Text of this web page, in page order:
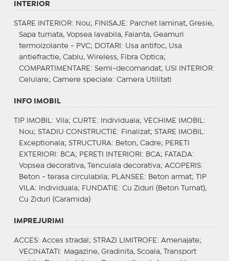
INTERIOR
STARE INTERIOR: Nou; FINISAJE : Parchet laminat, Gresie,
Sapa turnata, Vopsea lavabila, Faianta, Geamuri
termoizolante - PVC;
DOTARI : Usa antifoc, Usa
antiefractie, Cablu, Wireless, Fibra Optica;
COMPARTIMENTARE : Semi-decomandat; USI INTERIOR:
Celulare; Camere speciale: Camera Utilitati
INFO IMOBIL
TIP IMOBIL : Vila; CURTE : Individuala; VECHIME IMOBIL :
Nou; STADIU CONSTRUCTIE : Finalizat; STARE IMOBIL :
Exceptionala; STRUCTURA: Beton, Cadre; PERETI
EXTERIORI : BCA; PERETI INTERIORI : BCA; FATADA:
Vopsea decorativa, Tencuiala decorativa; ACOPERIS:
Beton - terasa circulabila; PLANSEE : Beton armat;
TIP
VILA: Individuala; FUNDATIE : Cu Ziduri (Beton Turnat),
Cu Ziduri (Caramida)
IMPREJURIMI
ACCES: Acces stradal; STRAZI LIMITROFE : Amenajate;
VECINATATI : Magazine, Gradinita, Scoala, Transport